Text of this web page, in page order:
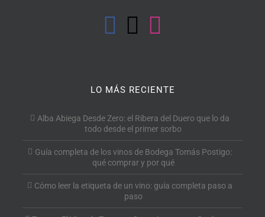
LO MÁS RECIENTE
Alba Abiega Desde Zero: el Ribera del Duero que lo da
todo desde el primer sorbo
Guía completa de los vinos de Bodega Tomás Postigo:
qué comprar y por qué
Cómo leer la etiqueta de un vino: guía completa paso a
paso